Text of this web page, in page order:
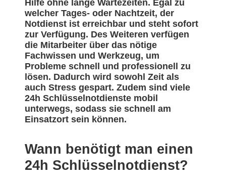
Hilfe ohne lange Wartezeiten. Egal zu
welcher Tages- oder Nachtzeit, der
Notdienst ist erreichbar und steht sofort
zur Verfügung. Des Weiteren verfügen
die Mitarbeiter über das nötige
Fachwissen und Werkzeug, um
Probleme schnell und professionell zu
lösen. Dadurch wird sowohl Zeit als
auch Stress gespart. Zudem sind viele
24h Schlüsselnotdienste mobil
unterwegs, sodass sie schnell am
Einsatzort sein können.
Wann benötigt man einen
24h Schlüsselnotdienst?